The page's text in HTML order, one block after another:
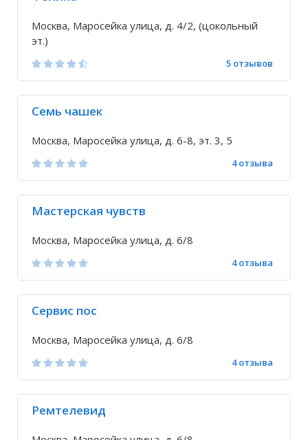
Москва, Маросейка улица, д. 4/2, (цокольный
эт.)
5 отзывов
Семь чашек
Москва, Маросейка улица, д. 6-8, эт. 3, 5
4 отзыва
Мастерская чувств
Москва, Маросейка улица, д. 6/8
4 отзыва
Сервис пос
Москва, Маросейка улица, д. 6/8
4 отзыва
Ремтелевид